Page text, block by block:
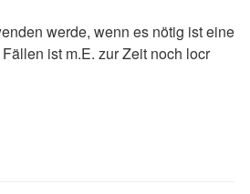
werde, wenn es nötig ist eine
ist m.E. zur Zeit noch locr